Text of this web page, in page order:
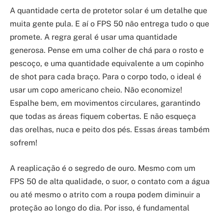
A quantidade certa de protetor solar é um detalhe que
muita gente pula. E aí o FPS 50 não entrega tudo o que
promete. A regra geral é usar uma quantidade
generosa. Pense em uma colher de chá para o rosto e
pescoço, e uma quantidade equivalente a um copinho
de shot para cada braço. Para o corpo todo, o ideal é
usar um copo americano cheio. Não economize!
Espalhe bem, em movimentos circulares, garantindo
que todas as áreas fiquem cobertas. E não esqueça
das orelhas, nuca e peito dos pés. Essas áreas também
sofrem!
A reaplicação é o segredo de ouro. Mesmo com um
FPS 50 de alta qualidade, o suor, o contato com a água
ou até mesmo o atrito com a roupa podem diminuir a
proteção ao longo do dia. Por isso, é fundamental